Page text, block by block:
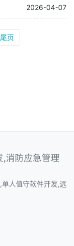
2026-04-07
尾页
,消防应急管理
人值守软件开发,远